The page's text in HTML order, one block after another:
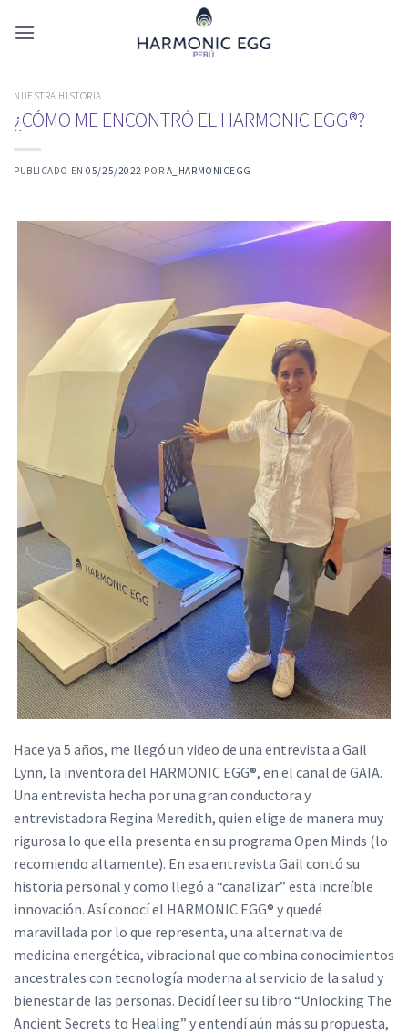
NUESTRA HISTORIA
¿CÓMO ME ENCONTRÓ EL HARMONIC EGG®?
PUBLICADO EN05/25/2022 POR A_HARMONICEGG
Hace ya 5 años, me llegó un video de una entrevista a Gail
Lynn, la inventora del HARMONIC EGG®, en el canal de GAIA.
Una entrevista hecha por una gran conductora y
entrevistadora Regina Meredith, quien elige de manera muy
rigurosa lo que ella presenta en su programa Open Minds (lo
recomiendo altamente). En esa entrevista Gail contó su
historia personal y como llegó a “canalizar” esta increíble
innovación. Así conocí el HARMONIC EGG® y quedé
maravillada por lo que representa, una alternativa de
medicina energética, vibracional que combina conocimientos
ancestrales con tecnología moderna al servicio de la salud y
bienestar de las personas. Decidí leer su libro “Unlocking The
Ancient Secrets to Healing” y entendí aún más su propuesta,